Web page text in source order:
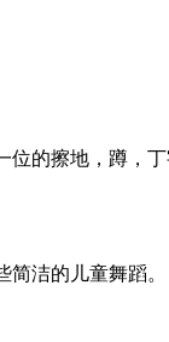
的擦地，蹲，
洁的儿童舞蹈。